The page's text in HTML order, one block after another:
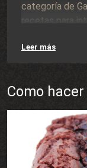
categoría de
recetas para
dan la
paladar. ¿Te
Leer más
Como